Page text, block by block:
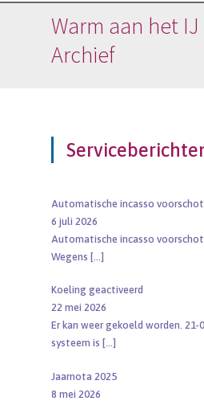
Warm aan het IJ
Archief
Automatische incasso
6 juli 2026
Automatische incasso
Wegens […]
Koeling geactiveerd
22 mei 2026
Er kan weer gekoeld worden. 21-
systeem is […]
Jaarnota 2025
8 mei 2026